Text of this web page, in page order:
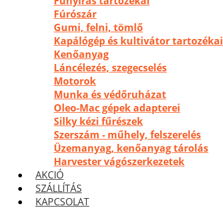
Fúrószár
Gumi, felni, tömlő
Kapálógép és kultivátor tartozékai
Kenőanyag
Láncélezés, szegecselés
Motorok
Munka és védőruházat
Oleo-Mac gépek adapterei
Silky kézi fűrészek
Szerszám - műhely, felszerelés
Üzemanyag, kenőanyag tárolás
Harvester vágószerkezetek
AKCIÓ
SZÁLLÍTÁS
KAPCSOLAT